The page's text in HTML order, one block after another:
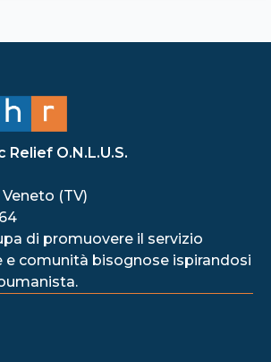
O.N.L.U.S.
(TV)
di promuovere il servizio
e comunità bisognose ispirandosi